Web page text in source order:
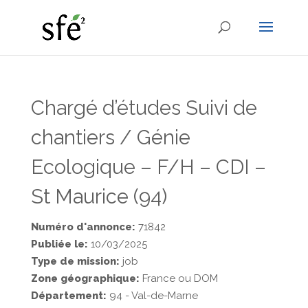
Chargé d’études Suivi de
chantiers / Génie
Ecologique – F/H – CDI –
St Maurice (94)
Numéro d'annonce: 71842
Publiée le: 10/03/2025
Type de mission: job
Zone géographique: France ou DOM
Département: 94 - Val-de-Marne